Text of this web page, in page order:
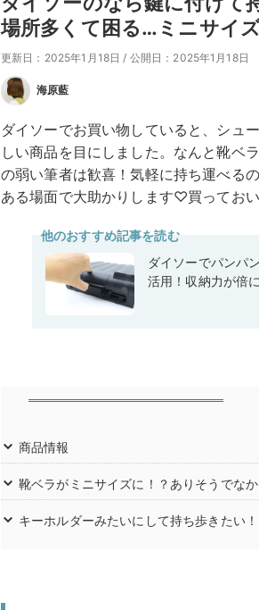
場所多くて困る…ミニサイ
更新日：2025年1月18日 / 公開日：2025年1月18日
海原藍
ダイソーでお買い物していると、シュ
しい商品を目にしました。なんと靴ベ
の弱い筆者は歓喜！気軽に持ち運べる
ある場面で大助かりします♡買ってお
他のおすすめ記事を読む
ダイソーでパンパ
活用！収納力が倍
商品情報
靴ベラがミニサイズに！？ありそうでな
キーホルダーみたいにして持ち歩きたい